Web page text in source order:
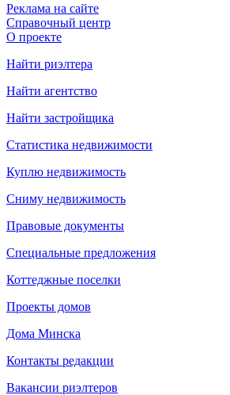
Реклама на сайте
Справочный центр
О проекте
Найти риэлтера
Найти агентство
Найти застройщика
Статистика недвижимости
Куплю недвижимость
Сниму недвижимость
Правовые документы
Специальные предложения
Коттеджные поселки
Проекты домов
Дома Минска
Контакты редакции
Вакансии риэлтеров